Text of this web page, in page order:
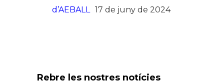
d’AEBALL 17 de juny de 2024
Rebre les nostres notícies